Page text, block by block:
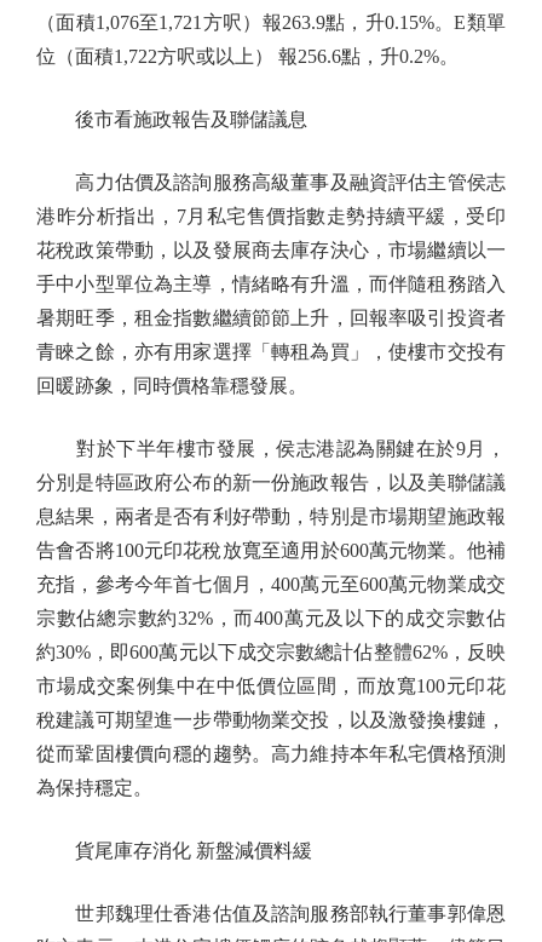
（面積1,076至1,721方呎）報263.9點，升0.15%。E類單
位（面積1,722方呎或以上） 報256.6點，升0.2%。
後市看施政報告及聯儲議息
高力估價及諮詢服務高級董事及融資評估主管侯志
港昨分析指出，7月私宅售價指數走勢持續平緩，受印
花稅政策帶動，以及發展商去庫存決心，市場繼續以一
手中小型單位為主導，情緒略有升溫，而伴隨租務踏入
暑期旺季，租金指數繼續節節上升，回報率吸引投資者
青睞之餘，亦有用家選擇「轉租為買」，使樓市交投有
回暖跡象，同時價格靠穩發展。
對於下半年樓市發展，侯志港認為關鍵在於9月，
分別是特區政府公布的新一份施政報告，以及美聯儲議
息結果，兩者是否有利好帶動，特別是市場期望施政報
告會否將100元印花稅放寬至適用於600萬元物業。他補
充指，參考今年首七個月，400萬元至600萬元物業成交
宗數佔總宗數約32%，而400萬元及以下的成交宗數佔
約30%，即600萬元以下成交宗數總計佔整體62%，反映
市場成交案例集中在中低價位區間，而放寬100元印花
稅建議可期望進一步帶動物業交投，以及激發換樓鏈，
從而鞏固樓價向穩的趨勢。高力維持本年私宅價格預測
為保持穩定。
貨尾庫存消化 新盤減價料緩
世邦魏理仕香港估值及諮詢服務部執行董事郭偉恩